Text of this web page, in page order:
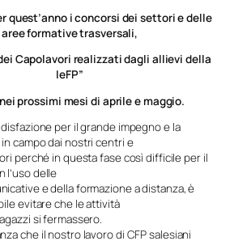
quest’anno i concorsi dei settori e delle
aree formative trasversali,
Capolavori realizzati dagli allievi della
IeFP”
prossimi mesi di aprile e maggio.
per il grande impegno e la
campo dai nostri centri e
perché in questa fase così difficile per il
l’uso delle
e della formazione a distanza, è
evitare che le attività
si fermassero.
che il nostro lavoro di CFP salesiani